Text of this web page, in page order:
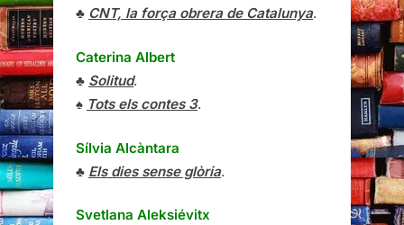
♣ CNT, la força obrera de Catalunya.
Caterina Albert
♣ Solitud.
♠ Tots els contes 3.
Sílvia Alcàntara
♣ Els dies sense glòria.
Svetlana Aleksiévitx